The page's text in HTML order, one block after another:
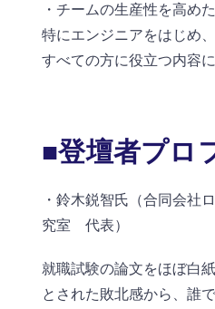
・チームの生産性を高め
特にエンジニアをはじめ
すべての方に役立つ内容
■登壇者プロ
・鈴木鋭智氏（合同会社
究室 代表）
就職試験の論文をほぼ白
とされた敗北感から、誰